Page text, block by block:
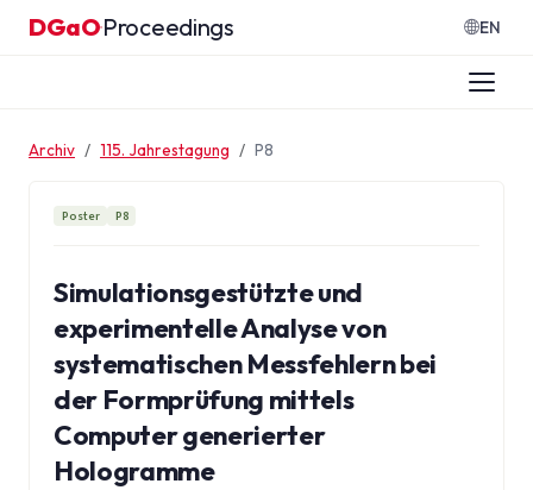
Zum Inhalt springen
DGaO·Proceedings EN
Archiv 115. Jahrestagung P8
Poster P8
Simulationsgestützte und
experimentelle Analyse von
systematischen Messfehlern bei
der Formprüfung mittels
Computer generierter
Hologramme